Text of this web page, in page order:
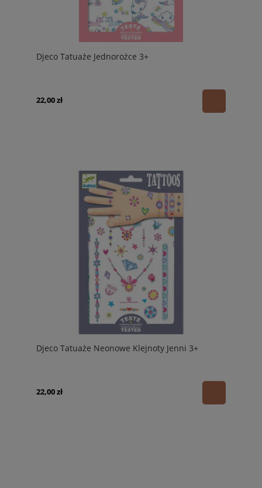
Djeco Tatuaże Jednorożce 3+
22,00 zł
Djeco Tatuaże Neonowe Klejnoty Jenni 3+
22,00 zł